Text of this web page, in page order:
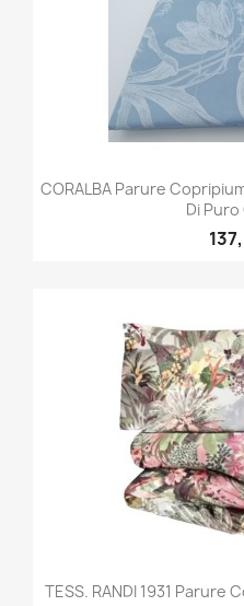
CORALBA Parure
Di
TESS. RANDI 1931 Parure